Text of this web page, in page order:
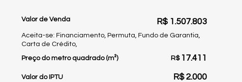
R$ 1.507.803
Valor de Venda
Aceita-se: Financiamento, Permuta, Fundo de Garantia,
Carta de Crédito,
Preço do metro quadrado (m²) R$ 17.411
Valor do IPTU R$ 2.000